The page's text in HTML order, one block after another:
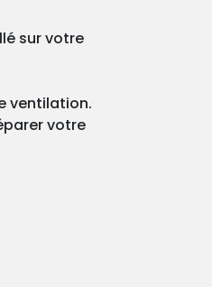
sur votre
ventilation.
votre